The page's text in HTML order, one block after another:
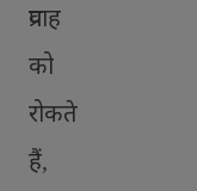
प्रवाह
को
रोकते
हैं,